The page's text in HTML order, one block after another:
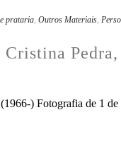
prataria, Outros Materiais,
) Fotografia de 1